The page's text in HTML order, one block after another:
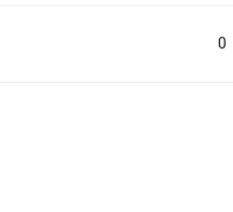
0